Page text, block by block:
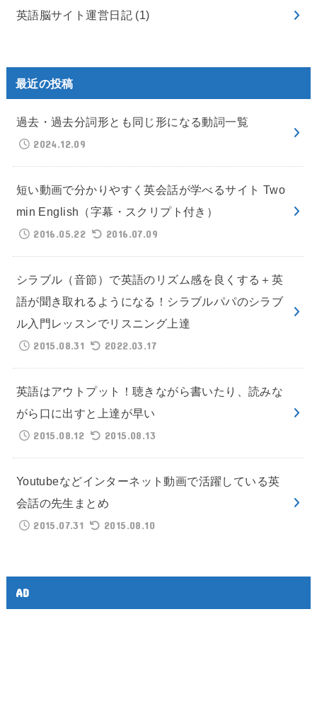
英語脳サイト運営日記 (1)
最近の投稿
過去・過去分詞形とも同じ形になる動詞一覧
2024.12.09
短い動画で分かりやすく英会話が学べるサイト Two
min English（字幕・スクリプト付き）
2016.05.22
2016.07.09
シラブル（音節）で英語のリズム感を良くする＋英
語が聞き取れるようになる！シラブルパパのシラブ
ル入門レッスンでリスニング上達
2015.08.31
2022.03.17
英語はアウトプット！聴きながら書いたり、読みな
がら口に出すと上達が早い
2015.08.12
2015.08.13
Youtubeなどインターネット動画で活躍している英
会話の先生まとめ
2015.07.31
2015.08.10
AD